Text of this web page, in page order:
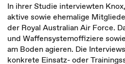
In ihrer Studie interviewten
aktive sowie ehemalige
der Royal Australian Air Force.
und Waffensystemoffiziere
am Boden agieren. Die
konkrete Einsatz- oder